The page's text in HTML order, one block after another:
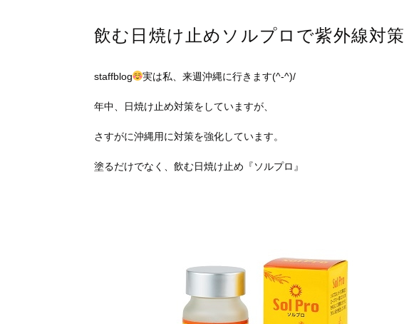
飲む日焼け止めソルプロで紫外線対策
staffblog 実は私、来週沖縄に行きます(^-^)/
年中、日焼け止め対策をしていますが、
さすがに沖縄用に対策を強化しています。
塗るだけでなく、飲む日焼け止め『ソルプロ』